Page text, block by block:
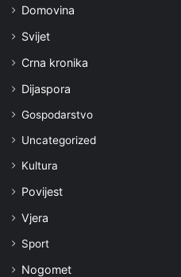
Domovina
Svijet
Crna kronika
Dijaspora
Gospodarstvo
Uncategorized
Kultura
Povijest
Vjera
Sport
Nogomet